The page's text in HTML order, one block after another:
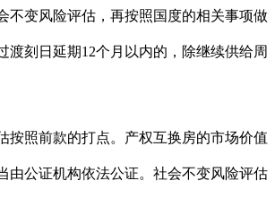
不变风险评估，再按照国度的相关事项做
渡刻日延期12个月以内的，除继续供给周
照前款的打点。产权互换房的市场价值
由公证机构依法公证。社会不变风险评估